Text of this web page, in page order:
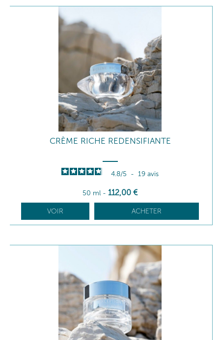
CRÈME RICHE REDENSIFIANTE
4.8/5 - 19 avis
50 ml - 112,00 €
VOIR ACHETER